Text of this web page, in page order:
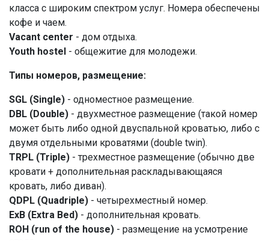
класса с широким спектром услуг. Номера обеспечены
кофе и чаем.
Vacant center - дом отдыха.
Youth hostel - общежитие для молодежи.
Типы номеров, размещение:
SGL (Single) - одноместное размещение.
DBL (Double) - двухместное размещение (такой номер
может быть либо одной двуспальной кроватью, либо с
двумя отдельными кроватями (double twin).
TRPL (Triple) - трехместное размещение (обычно две
кровати + дополнительная раскладывающаяся
кровать, либо диван).
QDPL (Quadriple) - четырехместный номер.
ExB (Extra Bed) - дополнительная кровать.
ROH (run of the house) - размещение на усмотрение